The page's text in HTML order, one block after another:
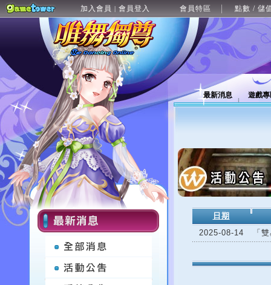
加入會員 | 會員登入 會員特區 點數 / 儲
最新消息 遊戲
日期
2025-08-14
「